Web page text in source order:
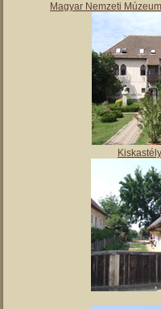
Magyar Nemzeti